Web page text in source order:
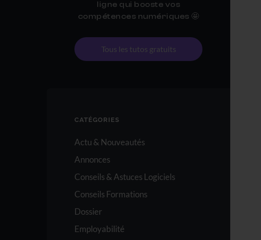
ligne qui booste vos
compétences numériques 🤩
Tous les tutos gratuits
CATÉGORIES
Actu & Nouveautés
Annonces
Conseils & Astuces Logiciels
Conseils Formations
Dossier
Employabilité